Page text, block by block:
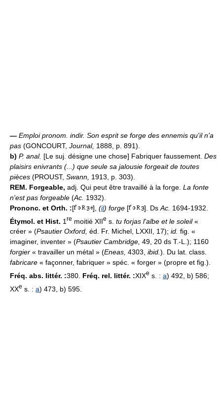
— Emploi pronom. indir. Son esprit se forge des ennemis qu'il n'a
pas (GONCOURT, Journal, 1888, p. 891).
b) P. anal. [Le suj. désigne une chose] Fabriquer faussement. Des
plaisirs enivrants (...) que seule sa jalousie forgeait de toutes
pièces (PROUST, Swann, 1913, p. 303).
REM. Forgeable, adj. Qui peut être travaillé à la forge. La fonte
n'est pas forgeable (Ac. 1932).
Prononc. et Orth. :[ ], (il) forge [ ]. Ds Ac. 1694-1932.
Étymol. et Hist. 1 re moitié XIIe s. tu forjas l'albe et le soleil«
créer » (Psautier Oxford, éd. Fr. Michel, LXXII, 17); id. fig. «
imaginer, inventer » (Psautier Cambridge, 49, 20 ds T.-L.); 1160
forgier « travailler un métal » (Eneas, 4303, ibid.). Du lat. class.
fabricare « façonner, fabriquer » spéc. « forger » (propre et fig.).
Fréq. abs. littér. :380. Fréq. rel. littér. :XIXe s. : a) 492, b) 586;
XXe s. : a) 473, b) 595.